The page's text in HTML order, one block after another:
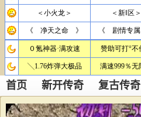
首页 新开传奇 复古传奇